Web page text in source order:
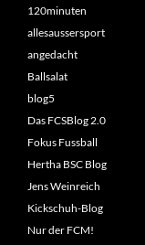
120minuten
allesaussersport
angedacht
Ballsalat
blog5
Das FCSBlog 2.0
Fokus Fussball
Hertha BSC Blog
Jens Weinreich
Kickschuh-Blog
Nur der FCM!